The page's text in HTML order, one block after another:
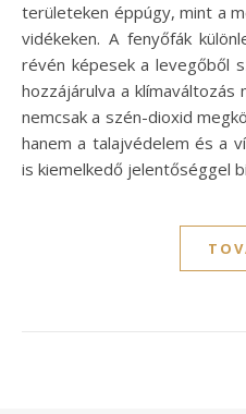
területeken éppúgy, mint a
vidékeken. A fenyőfák
révén képesek a levegőből
hozzájárulva a
nemcsak a szén-dioxid
hanem a talajvédelem és a
is kiemelkedő jelentőséggel